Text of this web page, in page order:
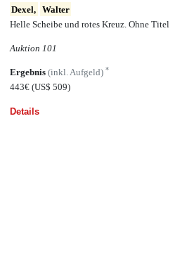
Dexel, Walter
Helle Scheibe und rotes Kreuz. Ohne Titel
Auktion 101
Ergebnis (inkl. Aufgeld) *
443€ (US$ 509)
Details